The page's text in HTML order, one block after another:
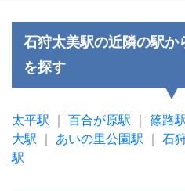
石狩太美駅の近隣の駅か
を探す
太平駅 百合が原駅 篠路
大駅
あいの里公園駅 石
駅